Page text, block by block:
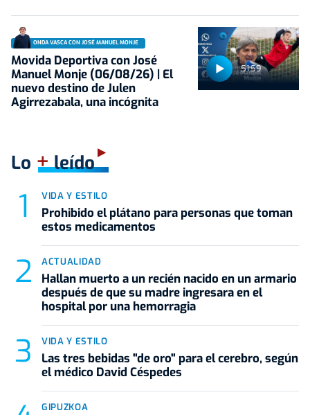
51:59
ONDA VASCA CON JOSÉ MANUEL MONJE
Movida Deportiva con José
Manuel Monje (06/08/26) | El
nuevo destino de Julen
Agirrezabala, una incógnita
Lo +leído
VIDA Y ESTILO
Prohibido el plátano para personas que toman
estos medicamentos
ACTUALIDAD
Hallan muerto a un recién nacido en un armario
después de que su madre ingresara en el
hospital por una hemorragia
VIDA Y ESTILO
Las tres bebidas "de oro" para el cerebro, según
el médico David Céspedes
GIPUZKOA